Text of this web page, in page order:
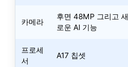
카메라
후면 48MP 그리고 새
로운 AI 기능
프로세
서
A17 칩셋